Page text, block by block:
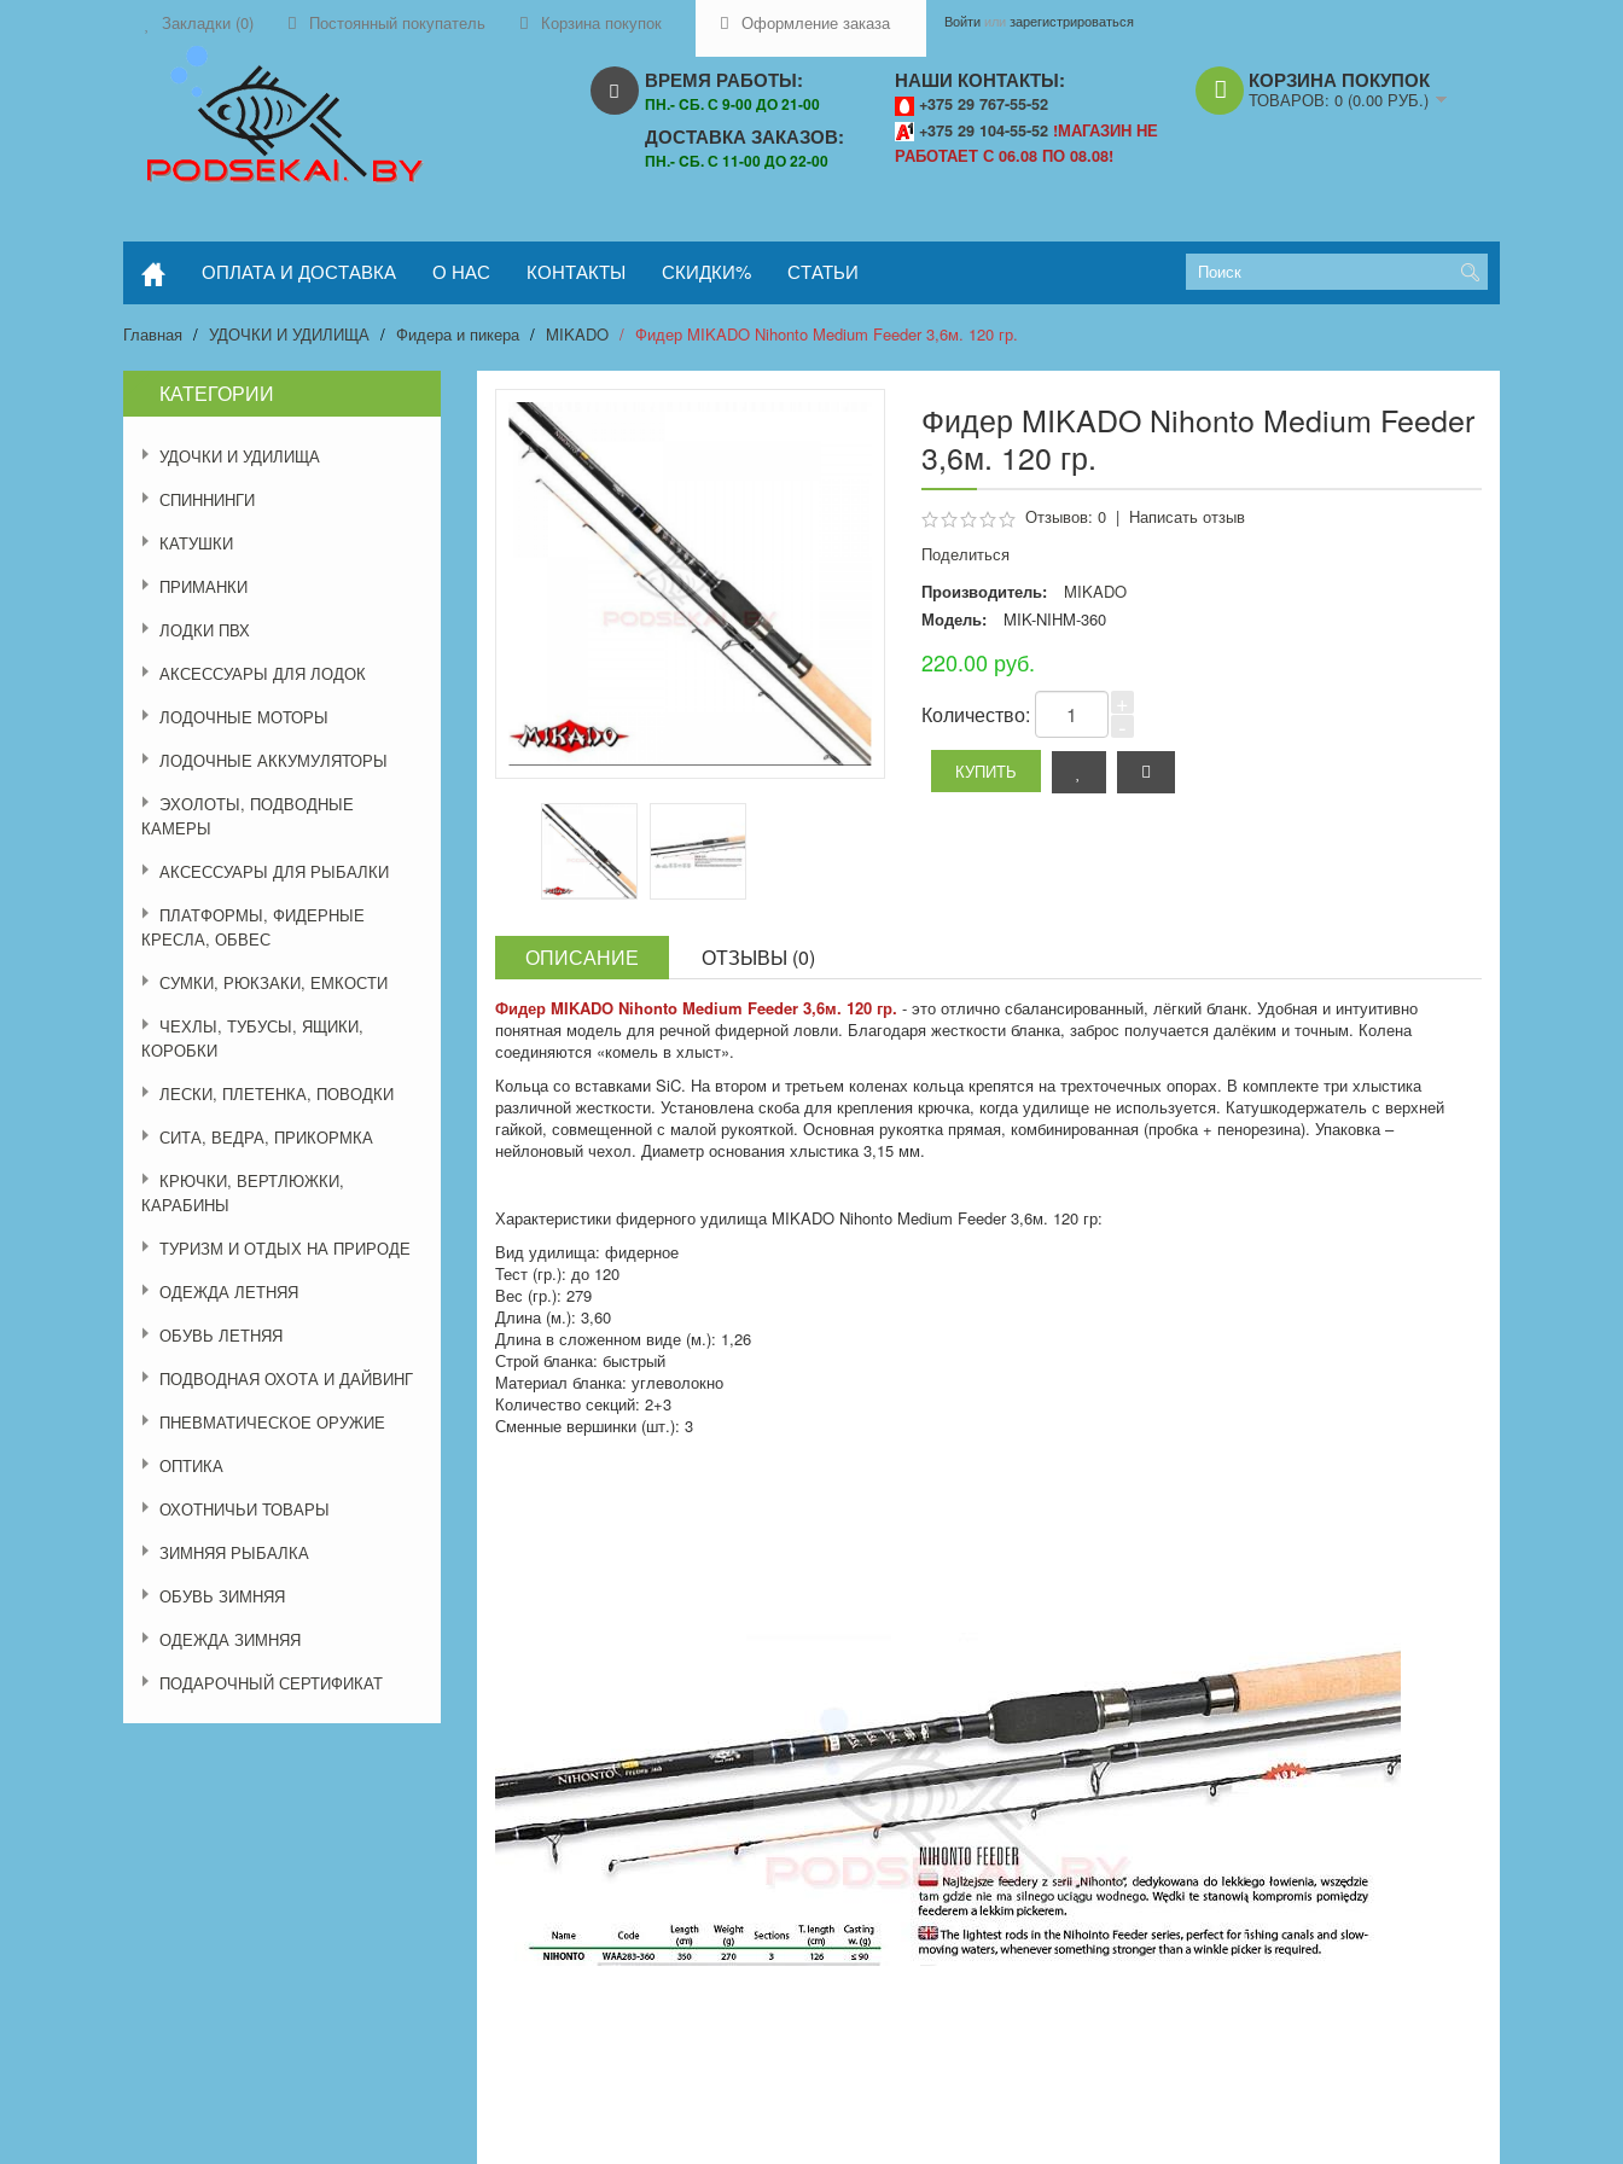
Закладки (0) Постоянный покупатель Корзина покупок Оформление заказа Войти илизарегистрироваться
ВРЕМЯ РАБОТЫ:
ПН.- CБ. С 9-00 ДО 21-00
ДОСТАВКА ЗАКАЗОВ:
ПН.- CБ. С 11-00 ДО 22-00
НАШИ КОНТАКТЫ:
+375 29 767-55-52
+375 29 104-55-52 !МАГАЗИН НЕ
РАБОТАЕТ С 06.08 ПО 08.08!
КОРЗИНА ПОКУПОК
ТОВАРОВ: 0 (0.00 РУБ.)
ОПЛАТА И ДОСТАВКА О НАС КОНТАКТЫ СКИДКИ% СТАТЬИ
Главная УДОЧКИ И УДИЛИЩА Фидера и пикера MIKADO Фидер MIKADO Nihonto Medium Feeder 3,6м. 120 гр.
КАТЕГОРИИ
УДОЧКИ И УДИЛИЩА
СПИННИНГИ
КАТУШКИ
ПРИМАНКИ
ЛОДКИ ПВХ
АКСЕССУАРЫ ДЛЯ ЛОДОК
ЛОДОЧНЫЕ МОТОРЫ
ЛОДОЧНЫЕ АККУМУЛЯТОРЫ
ЭХОЛОТЫ, ПОДВОДНЫЕ
КАМЕРЫ
АКСЕССУАРЫ ДЛЯ РЫБАЛКИ
ПЛАТФОРМЫ, ФИДЕРНЫЕ
КРЕСЛА, ОБВЕС
СУМКИ, РЮКЗАКИ, ЕМКОСТИ
ЧЕХЛЫ, ТУБУСЫ, ЯЩИКИ,
КОРОБКИ
ЛЕСКИ, ПЛЕТЕНКА, ПОВОДКИ
СИТА, ВЕДРА, ПРИКОРМКА
КРЮЧКИ, ВЕРТЛЮЖКИ,
КАРАБИНЫ
ТУРИЗМ И ОТДЫХ НА ПРИРОДЕ
ОДЕЖДА ЛЕТНЯЯ
ОБУВЬ ЛЕТНЯЯ
ПОДВОДНАЯ ОХОТА И ДАЙВИНГ
ПНЕВМАТИЧЕСКОЕ ОРУЖИЕ
ОПТИКА
ОХОТНИЧЬИ ТОВАРЫ
ЗИМНЯЯ РЫБАЛКА
ОБУВЬ ЗИМНЯЯ
ОДЕЖДА ЗИМНЯЯ
ПОДАРОЧНЫЙ СЕРТИФИКАТ
Фидер MIKADO Nihonto Medium Feeder
3,6м. 120 гр.
Отзывов: 0| Написать отзыв
Поделиться
Производитель:
MIKADO
Модель:
MIK-NIHM-360
220.00 руб.
Количество:
ОПИСАНИЕ ОТЗЫВЫ (0)
Фидер MIKADO Nihonto Medium Feeder 3,6м. 120 гр. - это отлично сбалансированный, лёгкий бланк. Удобная и интуитивно
понятная модель для речной фидерной ловли. Благодаря жесткости бланка, заброс получается далёким и точным. Колена
соединяются «комель в хлыст».
Кольца со вставками SiC. На втором и третьем коленах кольца крепятся на трехточечных опорах. В комплекте три хлыстика
различной жесткости. Установлена скоба для крепления крючка, когда удилище не используется. Катушкодержатель с верхней
гайкой, совмещенной с малой рукояткой. Основная рукоятка прямая, комбинированная (пробка + пенорезина). Упаковка –
нейлоновый чехол. Диаметр основания хлыстика 3,15 мм.
Характеристики фидерного удилища MIKADO Nihonto Medium Feeder 3,6м. 120 гр:
Вид удилища: фидерное
Тест (гр.): до 120
Вес (гр.): 279
Длина (м.): 3,60
Длина в сложенном виде (м.): 1,26
Строй бланка: быстрый
Материал бланка: углеволокно
Количество секций: 2+3
Сменные вершинки (шт.): 3